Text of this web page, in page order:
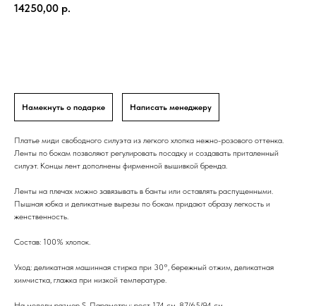
14250,00 р.
Намекнуть о подарке Написать менеджеру
Платье миди свободного силуэта из легкого хлопка нежно-розового оттенка.
Ленты по бокам позволяют регулировать посадку и создавать приталенный
силуэт. Концы лент дополнены фирменной вышивкой бренда.
Ленты на плечах можно завязывать в банты или оставлять распущенными.
Пышная юбка и деликатные вырезы по бокам придают образу легкость и
женственность.
Состав: 100% хлопок.
Уход: деликатная машинная стирка при 30°, бережный отжим, деликатная
химчистка, глажка при низкой температуре.